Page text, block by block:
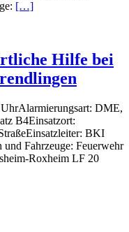
[…]
Hilfe bei
DME,
B4Einsatzort:
BKI
Fahrzeuge: Feuerwehr
Roxheim LF 20